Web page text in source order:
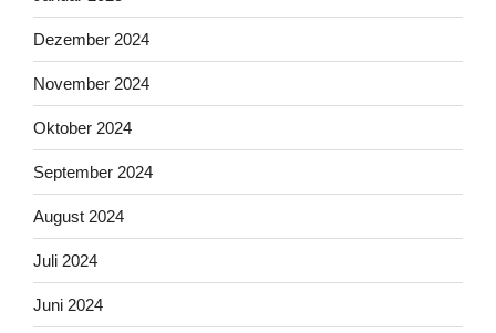
Dezember 2024
November 2024
Oktober 2024
September 2024
August 2024
Juli 2024
Juni 2024